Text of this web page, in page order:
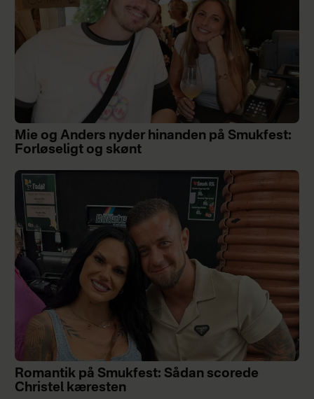
Mie og Anders nyder hinanden på Smukfest:
Forløseligt og skønt
Romantik på Smukfest: Sådan scorede
Christel kæresten